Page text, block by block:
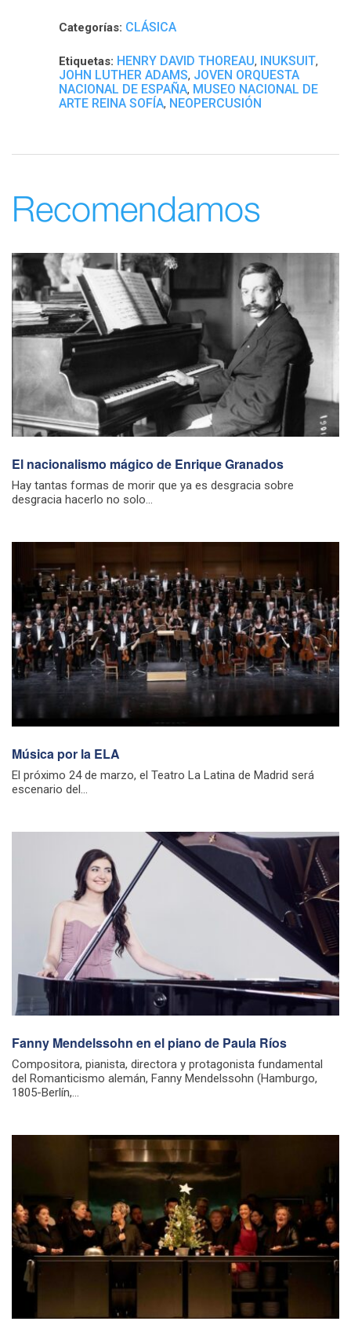
Categorías: CLÁSICA
Etiquetas: HENRY DAVID THOREAU, INUKSUIT,
JOHN LUTHER ADAMS, JOVEN ORQUESTA
NACIONAL DE ESPAÑA, MUSEO NACIONAL DE
ARTE REINA SOFÍA, NEOPERCUSIÓN
Recomendamos
El nacionalismo mágico de Enrique Granados
Hay tantas formas de morir que ya es desgracia sobre
desgracia hacerlo no solo...
Música por la ELA
El próximo 24 de marzo, el Teatro La Latina de Madrid será
escenario del...
Fanny Mendelssohn en el piano de Paula Ríos
Compositora, pianista, directora y protagonista fundamental
del Romanticismo alemán, Fanny Mendelssohn (Hamburgo,
1805-Berlín,...